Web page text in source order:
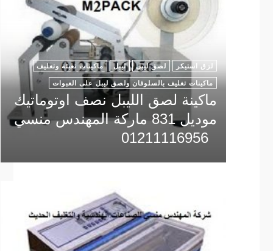
لزق استيكر لصق ليبل ليبل
ماكينات تعبئة وتغليف
ماكينات تغليف بالسلوفان ولصق ليبل على العبوات
ماكينة لصق الليبل نصف اوتوماتيك
موديل 831 ماركة المهندس منسي
01211116956